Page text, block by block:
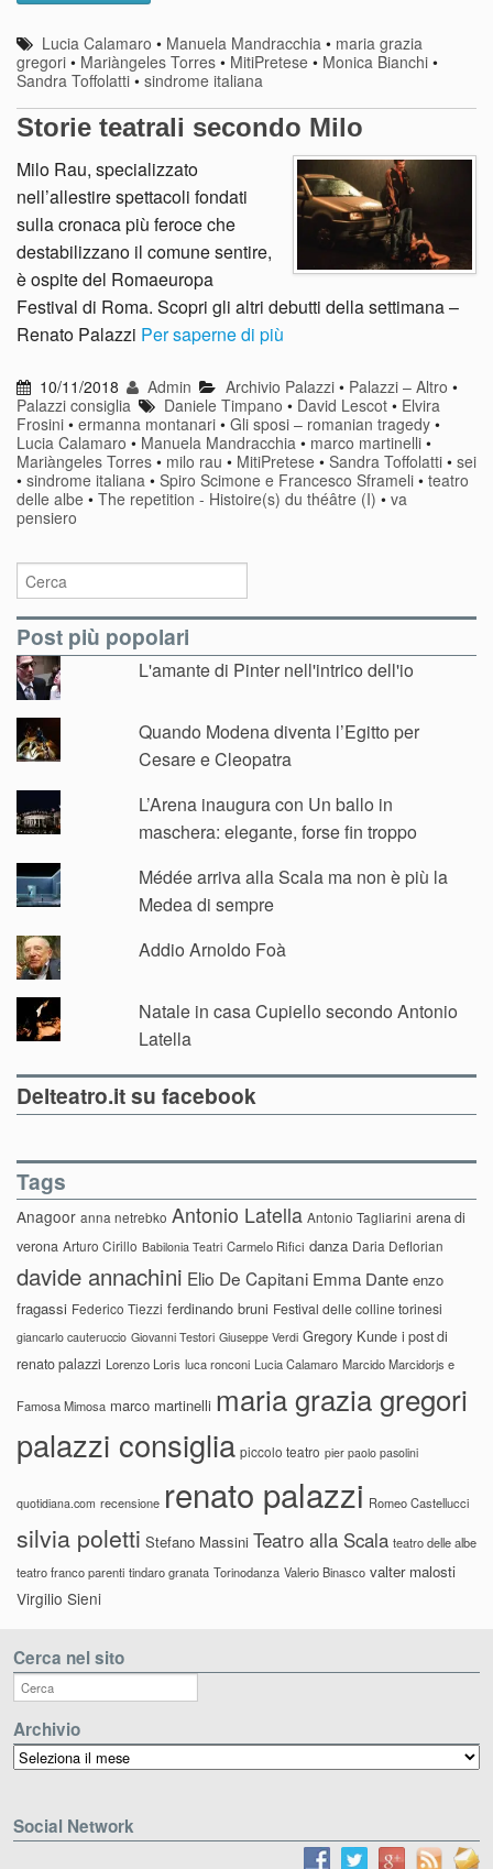
Lucia Calamaro • Manuela Mandracchia • maria grazia
gregori • Mariàngeles Torres • MitiPretese • Monica Bianchi •
Sandra Toffolatti • sindrome italiana
Storie teatrali secondo Milo
Milo Rau, specializzato
nell’allestire spettacoli fondati
sulla cronaca più feroce che
destabilizzano il comune sentire,
è ospite del Romaeuropa
Festival di Roma. Scopri gli altri debutti della settimana –
Renato Palazzi Per saperne di più
10/11/2018 Admin Archivio Palazzi• Palazzi – Altro •
Palazzi consiglia
Daniele Timpano • David Lescot • Elvira
Frosini • ermanna montanari • Gli sposi – romanian tragedy •
Lucia Calamaro • Manuela Mandracchia • marco martinelli •
Mariàngeles Torres • milo rau • MitiPretese • Sandra Toffolatti • sei
• sindrome italiana • Spiro Scimone e Francesco Sframeli • teatro
delle albe • The repetition - Histoire(s) du théâtre (I) • va
pensiero
Post più popolari
L'amante di Pinter nell'intrico dell'io
Quando Modena diventa l’Egitto per
Cesare e Cleopatra
L’Arena inaugura con Un ballo in
maschera: elegante, forse fin troppo
Médée arriva alla Scala ma non è più la
Medea di sempre
Addio Arnoldo Foà
Natale in casa Cupiello secondo Antonio
Latella
Delteatro.it su facebook
Tags
Anagoor anna netrebko Antonio Latella Antonio Tagliarini arena di
verona Arturo Cirillo Babilonia Teatri Carmelo Rifici danza Daria Deflorian
davide annachini Elio De Capitani Emma Dante enzo
fragassi Federico Tiezzi ferdinando bruni Festival delle colline torinesi
giancarlo cauteruccio Giovanni Testori Giuseppe Verdi Gregory Kunde i post di
renato palazzi Lorenzo Loris luca ronconi Lucia Calamaro Marcido Marcidorjs e
Famosa Mimosa marco martinelli maria grazia gregori
palazzi consiglia piccolo teatro pier paolo pasolini
quotidiana.com recensione renato palazzi Romeo Castellucci
silvia poletti Stefano Massini Teatro alla Scala teatro delle albe
teatro franco parenti tindaro granata Torinodanza Valerio Binasco valter malosti
Virgilio Sieni
Cerca nel sito
Archivio
Archivio
Social Network